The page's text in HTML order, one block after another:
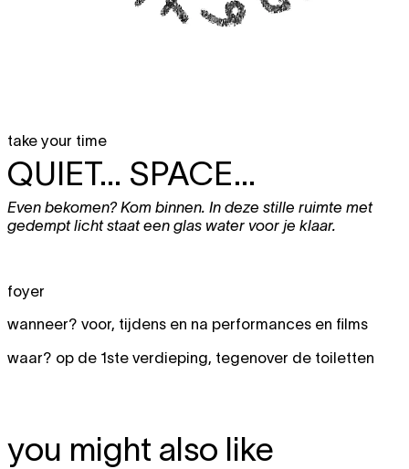
take your time
QUIET... SPACE...
Even bekomen? Kom binnen. In deze stille ruimte met
gedempt licht staat een glas water voor je klaar.
foyer
wanneer? voor, tijdens en na performances en films
waar? op de 1ste verdieping, tegenover de toiletten
you might also like